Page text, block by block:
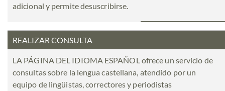
adicional y permite desuscribirse.
REALIZAR CONSULTA
LA PÁGINA DEL IDIOMA ESPAÑOL ofrece un servicio de
consultas sobre la lengua castellana, atendido por un
equipo de lingüistas, correctores y periodistas